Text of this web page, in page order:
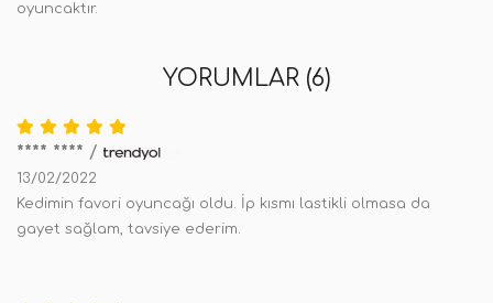
oyuncaktır.
YORUMLAR (6)
**** **** /
13/02/2022
Kedimin favori oyuncağı oldu. İp kısmı lastikli olmasa da
gayet sağlam, tavsiye ederim.